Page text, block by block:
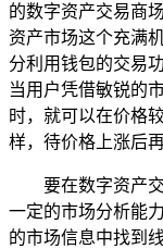
的数字资产交易商
资产市场这个充满
分利用钱包的交易
当用户凭借敏锐的
时，就可以在价格
样，待价格上涨后
要在数字资产
一定的市场分析能
的市场信息中找到